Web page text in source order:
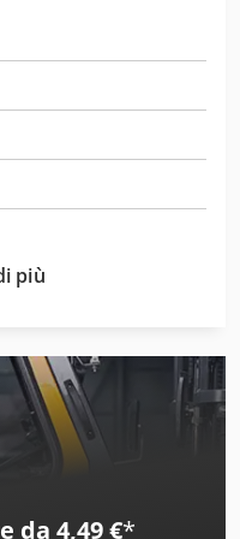
più
da 4,49 €*